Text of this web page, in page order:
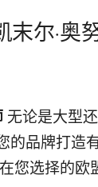
尔·奥
无论是大型
的品牌打
您选择的欧